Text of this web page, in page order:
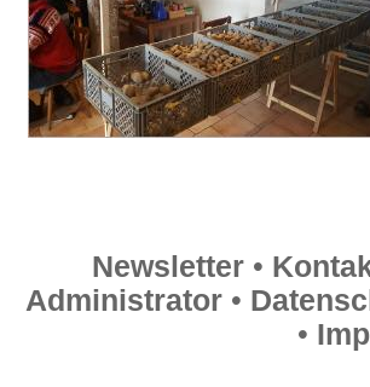
Newsletter •
Administrator •
•